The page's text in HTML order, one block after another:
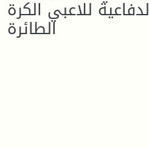
للاعبي الكرة
الطائرة